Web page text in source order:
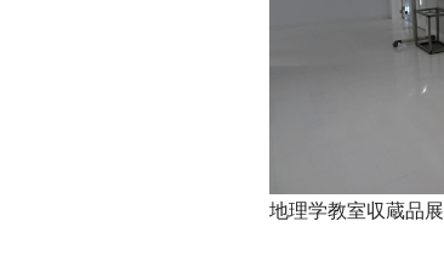
地理学教室収蔵品展